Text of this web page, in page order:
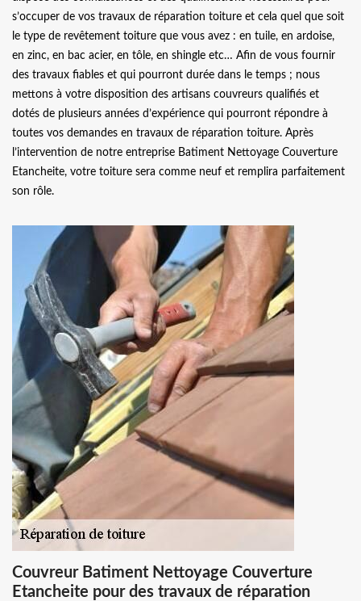
s’occuper de vos travaux de réparation toiture et cela quel que soit
le type de revêtement toiture que vous avez : en tuile, en ardoise,
en zinc, en bac acier, en tôle, en shingle etc… Afin de vous fournir
des travaux fiables et qui pourront durée dans le temps ; nous
mettons à votre disposition des artisans couvreurs qualifiés et
dotés de plusieurs années d’expérience qui pourront répondre à
toutes vos demandes en travaux de réparation toiture. Après
l’intervention de notre entreprise Batiment Nettoyage Couverture
Etancheite, votre toiture sera comme neuf et remplira parfaitement
son rôle.
Couvreur Batiment Nettoyage Couverture
Etancheite pour des travaux de réparation